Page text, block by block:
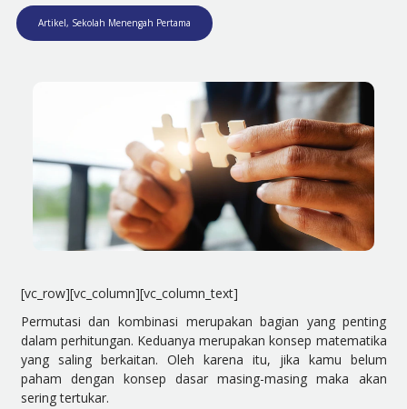
Artikel, Sekolah Menengah Pertama
[vc_row][vc_column][vc_column_text]
Permutasi dan kombinasi merupakan bagian yang penting
dalam perhitungan. Keduanya merupakan konsep matematika
yang saling berkaitan. Oleh karena itu, jika kamu belum
paham dengan konsep dasar masing-masing maka akan
sering tertukar.